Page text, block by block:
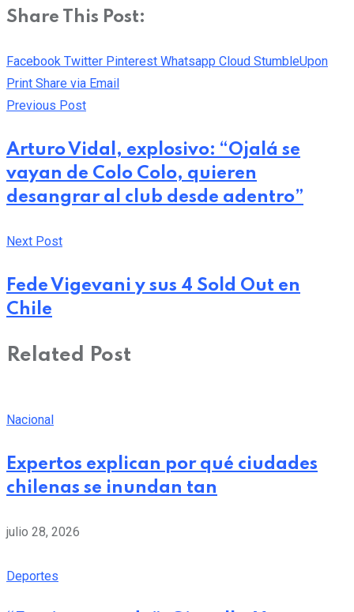
Share This Post:
Facebook Twitter Pinterest Whatsapp Cloud StumbleUpon
Print Share via Email
Previous Post
Arturo Vidal, explosivo: “Ojalá se
vayan de Colo Colo, quieren
desangrar al club desde adentro”
Next Post
Fede Vigevani y sus 4 Sold Out en
Chile
Related Post
Nacional
Expertos explican por qué ciudades
chilenas se inundan tan
julio 28, 2026
Deportes